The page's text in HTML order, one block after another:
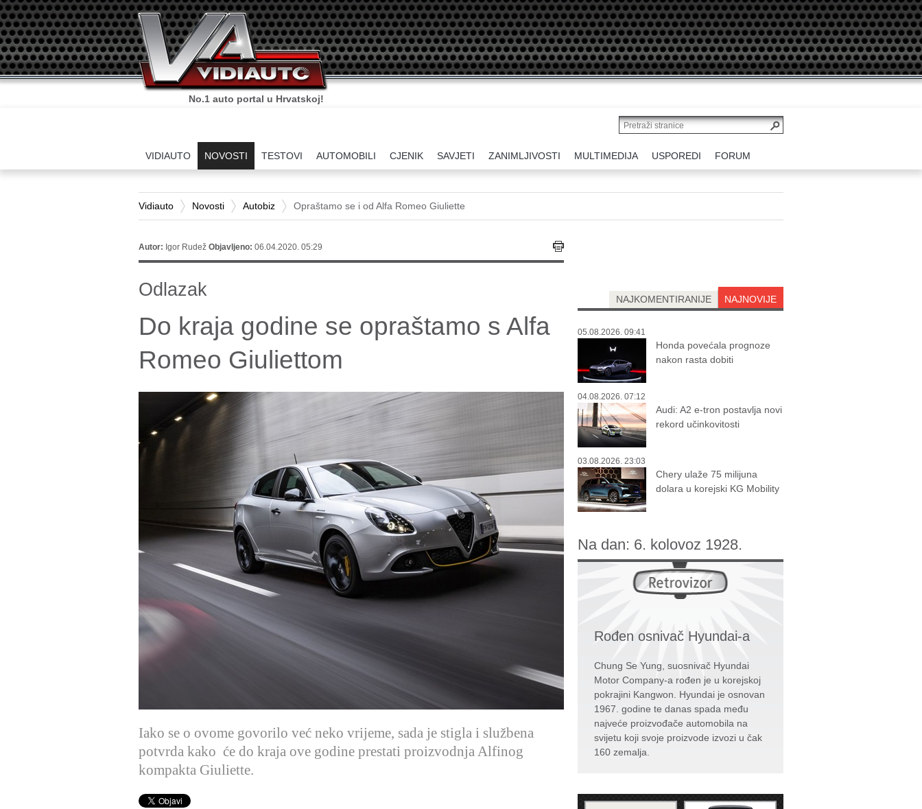
No.1 auto portal u Hrvatskoj!
VIDIAUTO NOVOSTI TESTOVI AUTOMOBILI CJENIK SAVJETI ZANIMLJIVOSTI MULTIMEDIJA USPOREDI FORUM
Vidiauto Novosti Autobiz Opraštamo se i od Alfa Romeo Giuliette
Autor: Igor Rudež Objavljeno: 06.04.2020. 05:29
Odlazak
Do kraja godine se opraštamo s Alfa
Romeo Giuliettom
Iako se o ovome govorilo već neko vrijeme, sada je stigla i službena
potvrda kako će do kraja ove godine prestati proizvodnja Alfinog
kompakta Giuliette.
NAJNOVIJE
NAJKOMENTIRANIJE
05.08.2026. 09:41
Honda povećala prognoze
nakon rasta dobiti
04.08.2026. 07:12
Audi: A2 e-tron postavlja novi
rekord učinkovitosti
03.08.2026. 23:03
Chery ulaže 75 milijuna
dolara u korejski KG Mobility
Na dan: 6. kolovoz 1928.
Rođen osnivač Hyundai-a
Chung Se Yung, suosnivač Hyundai
Motor Company-a rođen je u korejskoj
pokrajini Kangwon. Hyundai je osnovan
1967. godine te danas spada među
najveće proizvođače automobila na
svijetu koji svoje proizvode izvozi u čak
160 zemalja.